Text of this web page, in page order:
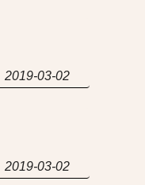
2019-03-02
2019-03-02